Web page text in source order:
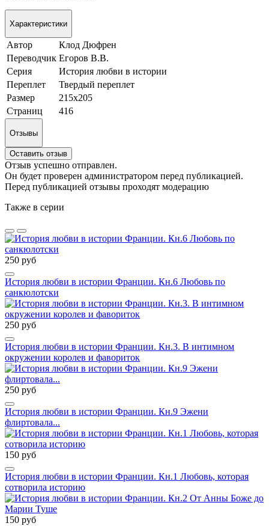
Характеристики
Автор
Клод Дюфрен
Переводчик Егоров В.В.
Серия
История любви в истории
Переплет
Твердый переплет
Размер
215х205
Страниц
416
Отзывы
Оставить отзыв
Отзыв успешно отправлен.
Он будет проверен администратором перед публикацией.
Перед публикацией отзывы проходят модерацию
Также в серии
250 руб
История любви в истории Франции. Кн.6 Любовь по
санкюлотски
250 руб
История любви в истории Франции. Кн.3. В интимном
окружении королев и фавориток
250 руб
История любви в истории Франции. Кн.9 Эжени
флиртовала...
150 руб
История любви в истории Франции. Кн.1 Любовь, которая
сотворила историю
150 руб